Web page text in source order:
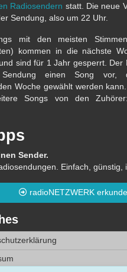
Radiosendern statt. Die neue
Sendung, also um 22 Uhr.
mit den meisten
kommen in die nächste
sind für 1 Jahr gesperrt. Der
einen Song
Woche gewählt werden
Songs von den
Sender.
Einfach, günstig,
radioNETZWERK